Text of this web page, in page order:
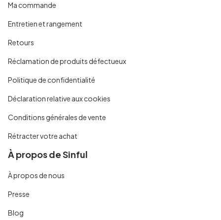
Ma commande
Entretien et rangement
Retours
Réclamation de produits défectueux
Politique de confidentialité
Déclaration relative aux cookies
Conditions générales de vente
Rétracter votre achat
À propos de Sinful
À propos de nous
Presse
Blog